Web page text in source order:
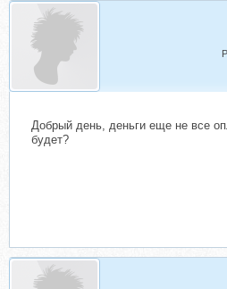
Добрый день, деньги еще не все
будет?